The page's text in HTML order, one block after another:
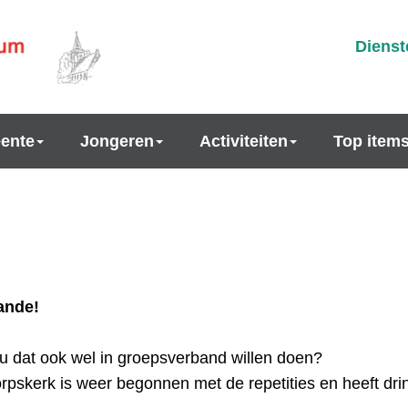
Jongeren Activiteiten Top
dat ook wel in groepsverband willen doen?
is weer begonnen met de repetities en heeft